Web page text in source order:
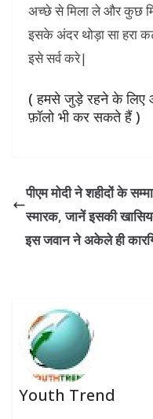
अच्छे से मिला ले और कुछ
इसके अंदर थोड़ा सा हरा
इसे सर्व करे|
( हमसे जुड़े रहने के
फ़ॉलो भी कर सकते हैं )
पीएम मोदी ने शहीदों के
स्मारक, जानें इसकी
इस जवान ने अकेले ही
Youth Trend